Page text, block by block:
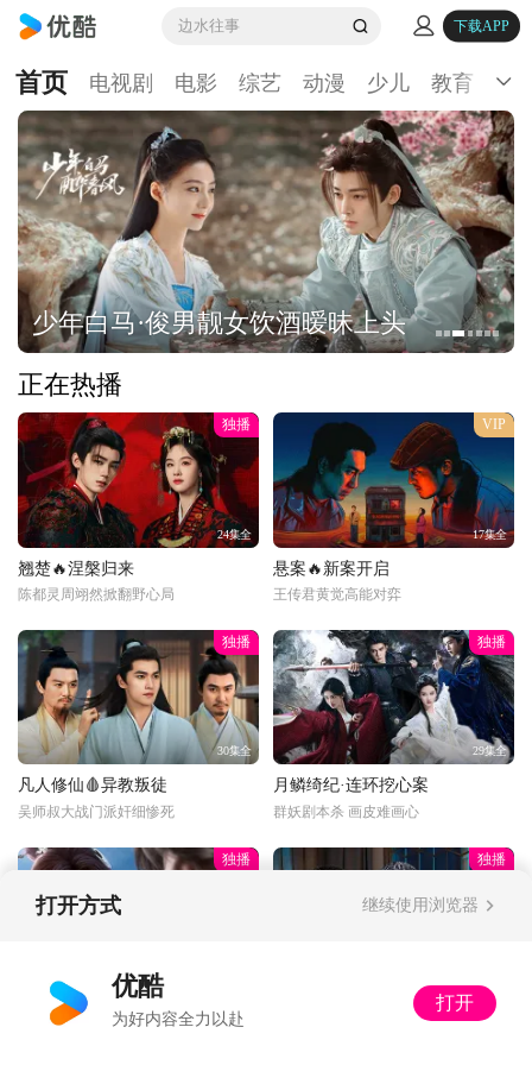
边水往事 下载APP
首页 电视剧 电影 综艺 动漫 少儿 教育 生
少年白马·俊男靓女饮酒暧昧上头
正在热播
独播
24集全
翘楚🔥涅槃归来
陈都灵周翊然掀翻野心局
VIP
17集全
悬案🔥新案开启
王传君黄觉高能对弈
独播
30集全
凡人修仙🩸异教叛徒
吴师叔大战门派奸细惨死
独播
29集全
月鳞绮纪·连环挖心案
群妖剧本杀 画皮难画心
独播
光阴之外💰富婆打赏
丁雪：多了收着，姐不差钱
独播
以法之名🔍暂停离职
打开方式 继续使用浏览器
优酷
为好内容全力以赴
打开